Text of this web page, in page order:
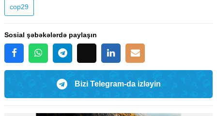
cop29
Sosial şəbəkələrdə paylaşın
Bizi Telegram-da izləyin